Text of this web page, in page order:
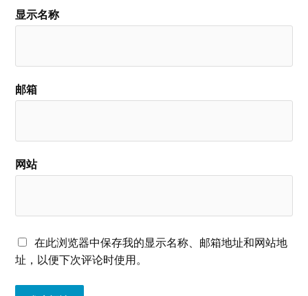
显示名称
邮箱
网站
在此浏览器中保存我的显示名称、邮箱地址和网站地
址，以便下次评论时使用。